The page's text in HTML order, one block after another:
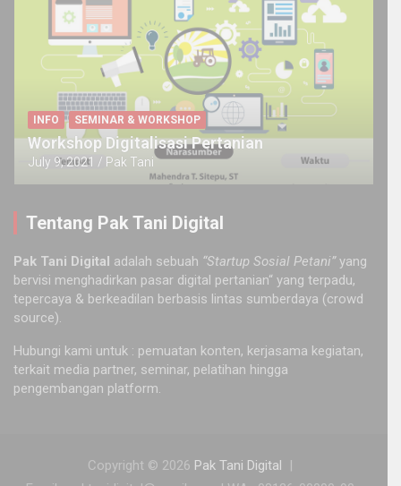
INFO SEMINAR & WORKSHOP
Workshop Digitalisasi Pertanian
July 9, 2021 Pak Tani
Tentang Pak Tani Digital
Pak Tani Digital adalah sebuah “Startup Sosial Petani”yang
bervisi menghadirkan pasar digital pertanian“ yang terpadu,
tepercaya & berkeadilan berbasis lintas sumberdaya (crowd
source).
Hubungi kami untuk : pemuatan konten, kerjasama kegiatan,
terkait media partner, seminar, pelatihan hingga
pengembangan platform.
Copyright © 2026 Pak Tani Digital